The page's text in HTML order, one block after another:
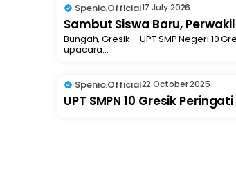
Spenio.official17 July 2026
Sambut Siswa Baru,
Bungah, Gresik – UPT SMP Negeri 10
upacara...
Spenio.official22 October 2025
UPT SMPN 10 Gresik Peringati